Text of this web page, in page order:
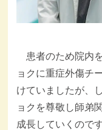
患者のため院内
ョクに重症外傷チ
けていましたが、
ョクを尊敬し師弟
成長していくのです